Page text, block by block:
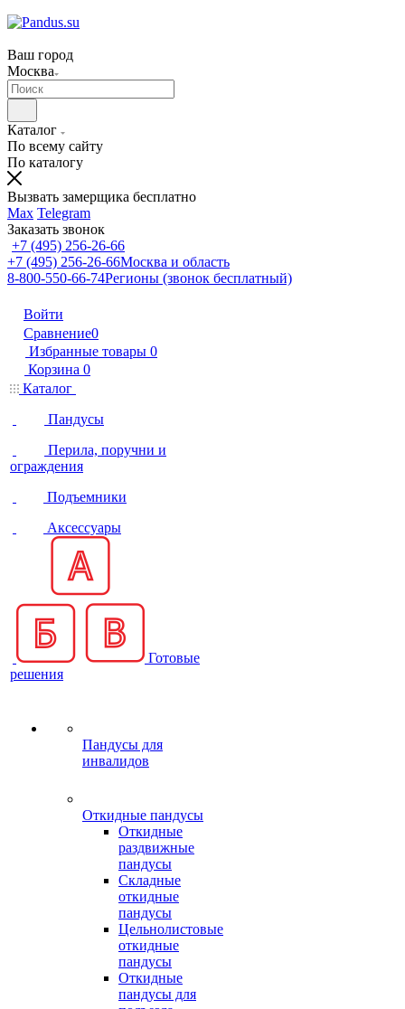
Ваш город
Москва
Каталог
По всему сайту
По каталогу
Вызвать замерщика бесплатно
Max Telegram
Заказать звонок
+7 (495) 256-26-66
+7 (495) 256-26-66Москва и область
8-800-550-66-74Регионы (звонок бесплатный)
Войти
Сравнение0
Избранные товары 0
Корзина 0
Каталог
Пандусы
Перила, поручни и
ограждения
Подъемники
Аксессуары
Готовые
решения
Пандусы для
инвалидов
Откидные пандусы
Откидные
раздвижные
пандусы
Складные
откидные
пандусы
Цельнолистовые
откидные
пандусы
Откидные
пандусы для